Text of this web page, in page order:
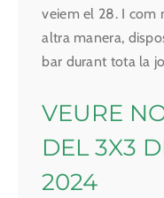
veiem el 28. I com
altra manera,
bar durant tota la
VEURE
DEL 3X3
2024